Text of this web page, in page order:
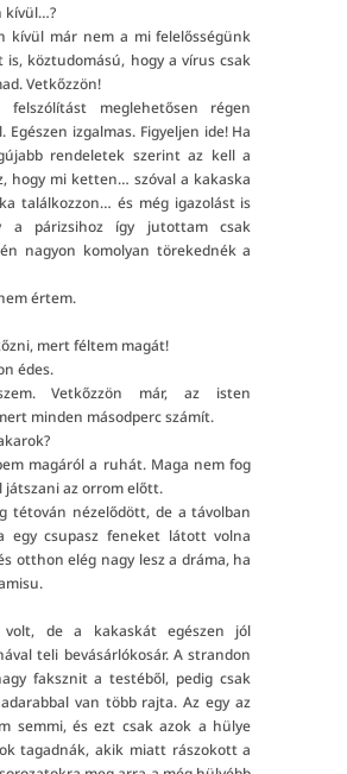
kívül…?
kívül már nem a mi felelősségünk
is, köztudomású, hogy a vírus csak
Vetkőzzön!
meglehetősen régen
Egészen izgalmas. Figyeljen ide! Ha
rendeletek szerint az kell a
hogy mi ketten… szóval a kakaska
találkozzon… és még igazolást is
a párizsihoz így jutottam csak
nagyon komolyan törekednék a
értem.
mert féltem magát!
édes.
Vetkőzzön már, az isten
minden másodperc számít.
magáról a ruhát. Maga nem fog
játszani az orrom előtt.
tétován nézelődött, de a távolban
egy csupasz feneket látott volna
otthon elég nagy lesz a dráma, ha
volt, de a kakaskát egészen jól
teli bevásárlókosár. A strandon
faksznit a testéből, pedig csak
van több rajta. Az egy az
semmi, és ezt csak azok a hülye
tagadnák, akik miatt rászokott a